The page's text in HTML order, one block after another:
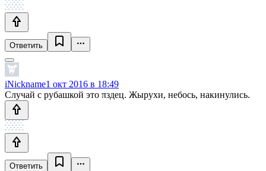
Ответить
iNickname1 окт 2016 в 18:49
Случай с рубашкой это πздец. Жырухи, небось, накинулись.
Ответить